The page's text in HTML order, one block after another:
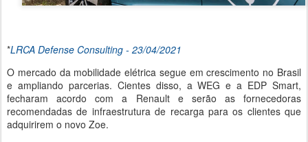
*LRCA Defense Consulting - 23/04/2021
O mercado da mobilidade elétrica segue em crescimento no Brasil
e ampliando parcerias. Cientes disso, a WEG e a EDP Smart,
fecharam acordo com a Renault e serão as fornecedoras
recomendadas de infraestrutura de recarga para os clientes que
adquirirem o novo Zoe.